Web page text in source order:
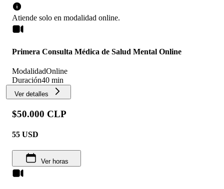
Atiende solo en modalidad online.
Primera Consulta Médica de Salud Mental Online
ModalidadOnline
Duración40 min
Ver detalles
$50.000 CLP
55 USD
Ver horas